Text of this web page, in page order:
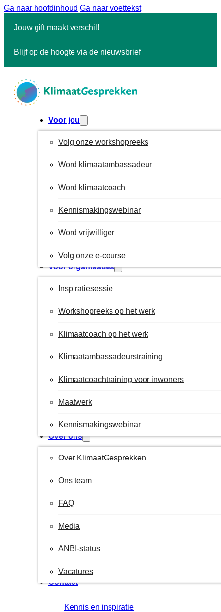
Ga naar hoofdinhoud Ga naar voettekst
Jouw gift maakt verschil!
Blijf op de hoogte via de nieuwsbrief
Voor jou
Volg onze workshopreeks
Word klimaatambassadeur
Word klimaatcoach
Kennismakingswebinar
Word vrijwilliger
Volg onze e-course
Voor organisaties
Inspiratiesessie
Workshopreeks op het werk
Klimaatcoach op het werk
Klimaatambassadeurstraining
Klimaatcoachtraining voor inwoners
Maatwerk
Kennismakingswebinar
Over ons
Over KlimaatGesprekken
Ons team
FAQ
Media
ANBI-status
Vacatures
Contact
Kennis en inspiratie